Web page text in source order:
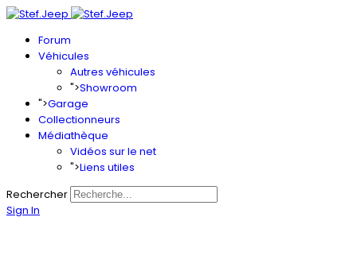
Forum
Véhicules
Autres véhicules
">Showroom
">Garage
Collectionneurs
Médiathèque
Vidéos sur le net
">Liens utiles
Rechercher
Sign In